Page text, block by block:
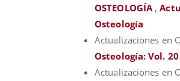
OSTEOLOGÍA ,
Osteología
Actualizaciones en
Osteología: Vol.
Actualizaciones en